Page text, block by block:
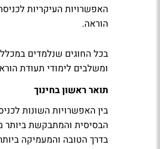
האפשרויות העיקריות
הוראה.
בכל החוגים שנלמדים
ומשלבים לימודי תעודת
תואר ראשון בחינוך
בין האפשרויות השונות
הבסיסית והמתבקשת ביותר
בדרך הטובה והמעמיקה